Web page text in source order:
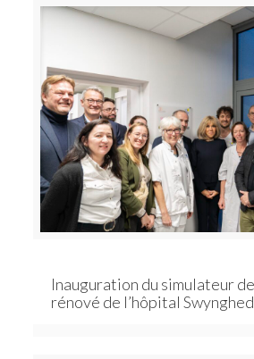
Inauguration du simulateur
rénové de l’hôpital